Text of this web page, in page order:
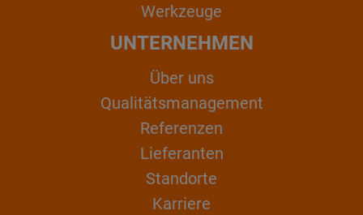
Werkzeuge
UNTERNEHMEN
Über uns
Qualitätsmanagement
Referenzen
Lieferanten
Standorte
Karriere